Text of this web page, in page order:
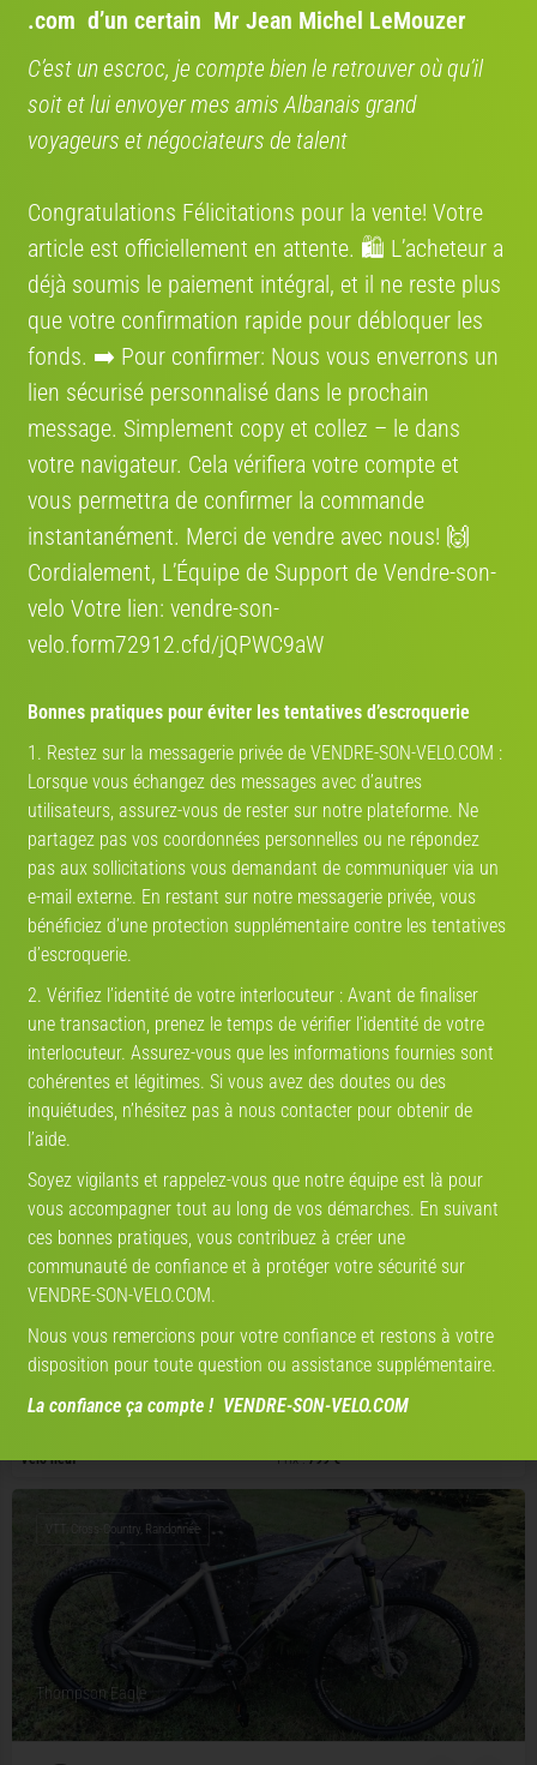
Thompson Gravier R9500
Avis:
Vélo occasion Prix :1500 €
Electrique / 25 km/h Vélo ville, VTC
Avis:
Vélo neuf Prix : 3299 €
Thompson Crossover
Electrique / 25 km/h VTT, Randonnée
Avis:
Vélo neuf Prix :3799 €
Thompson Eagle
VTT, Cross-Country, Randonnée
Vélo neuf Prix :799 €
Thompson Eagle
VTT, Cross-Country, Randonnée
.com d’un certain Mr Jean Michel LeMouzer
C’est un escroc, je compte bien le retrouver où qu’il
soit et lui envoyer mes amis Albanais grand
voyageurs et négociateurs de talent
Congratulations Félicitations pour la vente! Votre
article est officiellement en attente. 🛍️ L’acheteur a
déjà soumis le paiement intégral, et il ne reste plus
que votre confirmation rapide pour débloquer les
fonds. ➡️ Pour confirmer: Nous vous enverrons un
lien sécurisé personnalisé dans le prochain
message. Simplement сору et collez – le dans
votre navigateur. Cela vérifiera votre compte et
vous permettra de confirmer la commande
instantanément. Merci de vendre avec nous! 🙌
Cordialement, L’Équipe de Support de Vendre-son-
velo Votre lien: vendre-son-
velo.form72912.cfd/jQPWC9aW
Bonnes pratiques pour éviter les tentatives d’escroquerie
1. Restez sur la messagerie privée de VENDRE-SON-VELO.COM :
Lorsque vous échangez des messages avec d’autres
utilisateurs, assurez-vous de rester sur notre plateforme. Ne
partagez pas vos coordonnées personnelles ou ne répondez
pas aux sollicitations vous demandant de communiquer via un
e-mail externe. En restant sur notre messagerie privée, vous
bénéficiez d’une protection supplémentaire contre les tentatives
d’escroquerie.
2. Vérifiez l’identité de votre interlocuteur : Avant de finaliser
une transaction, prenez le temps de vérifier l’identité de votre
interlocuteur. Assurez-vous que les informations fournies sont
cohérentes et légitimes. Si vous avez des doutes ou des
inquiétudes, n’hésitez pas à nous contacter pour obtenir de
l’aide.
Soyez vigilants et rappelez-vous que notre équipe est là pour
vous accompagner tout au long de vos démarches. En suivant
ces bonnes pratiques, vous contribuez à créer une
communauté de confiance et à protéger votre sécurité sur
VENDRE-SON-VELO.COM.
Nous vous remercions pour votre confiance et restons à votre
disposition pour toute question ou assistance supplémentaire.
La confiance ça compte ! VENDRE-SON-VELO.COM